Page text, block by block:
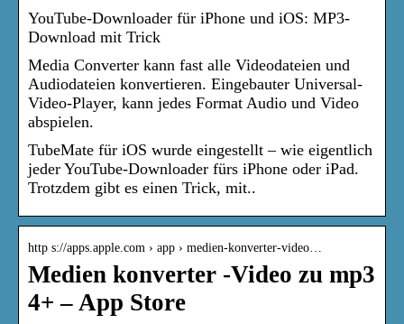
YouTube-Downloader für iPhone und iOS: MP3-
Download mit Trick
Media Converter kann fast alle Videodateien und
Audiodateien konvertieren. Eingebauter Universal-
Video-Player, kann jedes Format Audio und Video
abspielen.
TubeMate für iOS wurde eingestellt – wie eigentlich
jeder YouTube-Downloader fürs iPhone oder iPad.
Trotzdem gibt es einen Trick, mit..
http s://apps.apple.com › app › medien-konverter-video…
Medien konverter -Video zu mp3
4+ – App Store